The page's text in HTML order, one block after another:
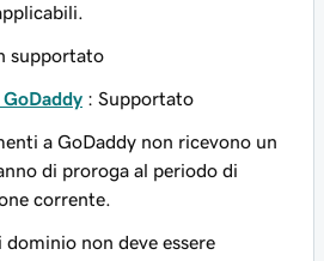
supportato
: Supportato
a GoDaddy non ricevono un
di proroga al periodo di
corrente.
dominio non deve essere